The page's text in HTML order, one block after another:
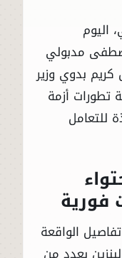
اليوم
مدبولي
بدوي وزير
تطورات أزمة
للتعامل
فورية
الواقعة
بعدد من